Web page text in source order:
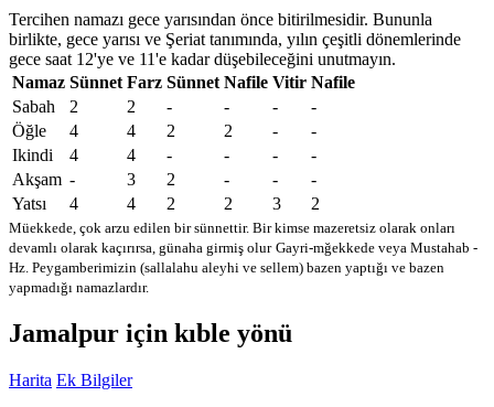
Tercihen namazı gece yarısından önce bitirilmesidir. Bununla
birlikte, gece yarısı ve Şeriat tanımında, yılın çeşitli dönemlerinde
gece saat 12'ye ve 11'e kadar düşebileceğini unutmayın.
Namaz Sünnet Farz Sünnet Nafile Vitir Nafile
Sabah
2 2 - - -
-
Öğle
4 4 2 2 -
-
Ikindi
4 4 - - -
-
Akşam - 3 2 - -
-
Yatsı
4 4 2 2 3 2
Müekkede, çok arzu edilen bir sünnettir. Bir kimse mazeretsiz olarak onları
devamlı olarak kaçırırsa, günaha girmiş olur Gayri-mğekkede veya Mustahab -
Hz. Peygamberimizin (sallalahu aleyhi ve sellem) bazen yaptığı ve bazen
yapmadığı namazlardır.
Jamalpur için kıble yönü
Harita Ek Bilgiler